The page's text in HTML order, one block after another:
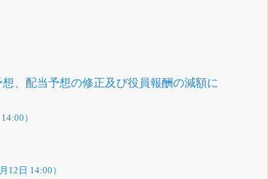
、配当予想の修正及び役員報酬の減額に
）
12日 14:00）